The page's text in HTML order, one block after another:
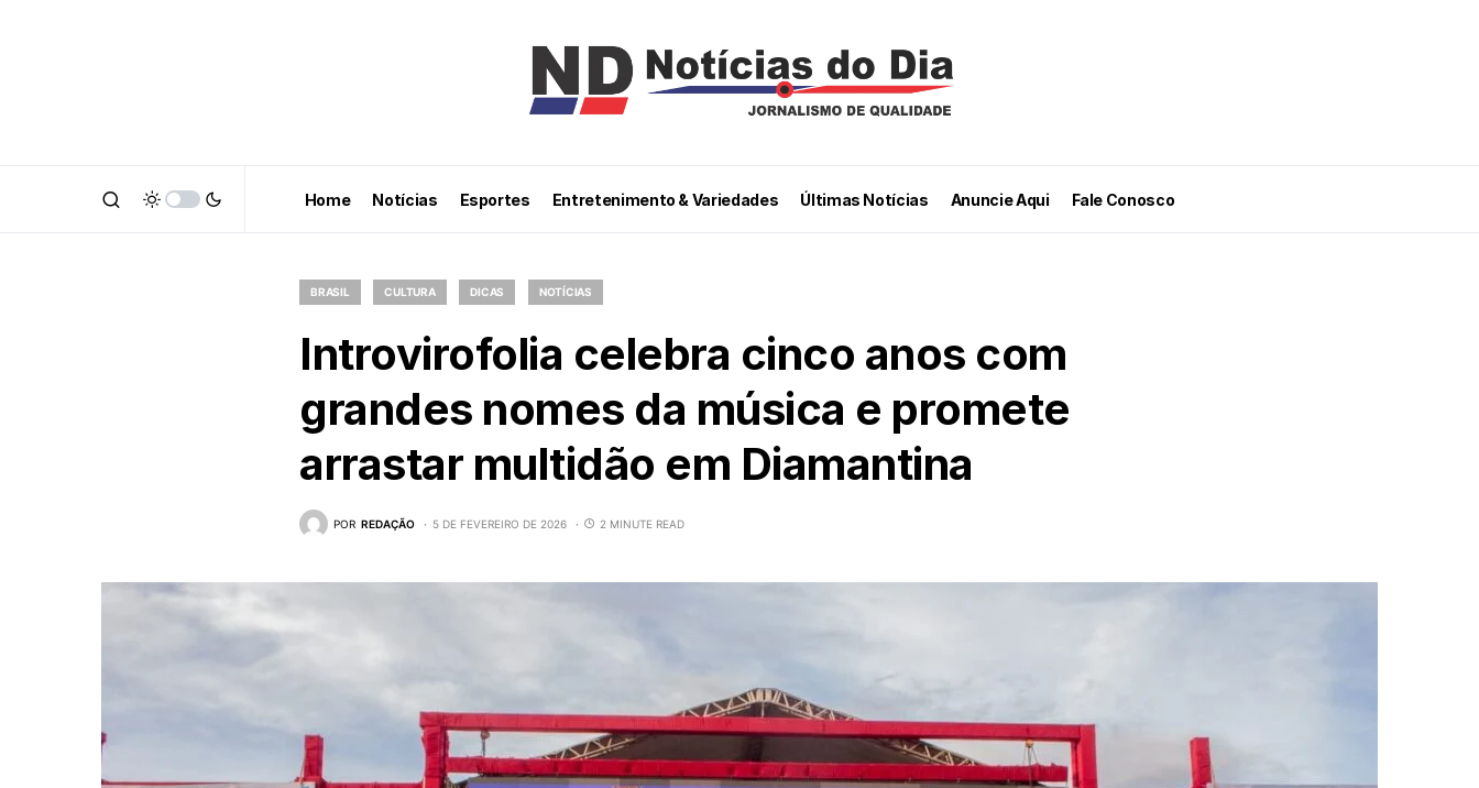
Home Notícias Esportes Entretenimento & Variedades Últimas Notícias Anuncie Aqui Fale Conosco
BRASIL CULTURA DICAS NOTÍCIAS
Introvirofolia celebra cinco anos com
grandes nomes da música e promete
arrastar multidão em Diamantina
POR REDAÇÃO 5 DE FEVEREIRO DE 2026 2 MINUTE READ